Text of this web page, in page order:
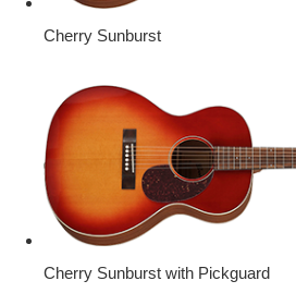
Cherry Sunburst
Cherry Sunburst with Pickguard